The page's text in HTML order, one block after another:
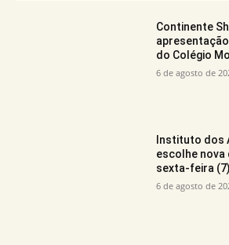
Continente
do Colégio
6 de agosto de
Instituto dos
escolhe
sexta-feira (7)
6 de agosto de